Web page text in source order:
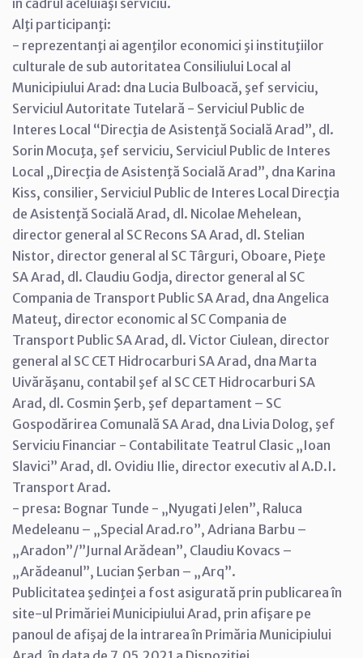
Alţi participanţi:
- reprezentanţi ai agenţilor economici şi instituţiilor
culturale de sub autoritatea Consiliului Local al
Municipiului Arad: dna Lucia Bulboacă, şef serviciu,
Serviciul Autoritate Tutelară - Serviciul Public de
Interes Local “Direcţia de Asistenţă Socială Arad”, dl.
Sorin Mocuţa, şef serviciu, Serviciul Public de Interes
Local „Direcţia de Asistenţă Socială Arad”, dna Karina
Kiss, consilier, Serviciul Public de Interes Local Direcţia
de Asistenţă Socială Arad, dl. Nicolae Mehelean,
director general al SC Recons SA Arad, dl. Stelian
Nistor, director general al SC Târguri, Oboare, Pieţe
SA Arad, dl. Claudiu Godja, director general al SC
Compania de Transport Public SA Arad, dna Angelica
Mateuţ, director economic al SC Compania de
Transport Public SA Arad, dl. Victor Ciulean, director
general al SC CET Hidrocarburi SA Arad, dna Marta
Uivărăşanu, contabil şef al SC CET Hidrocarburi SA
Arad, dl. Cosmin Şerb, şef departament – SC
Gospodărirea Comunală SA Arad, dna Livia Dolog, şef
Serviciu Financiar - Contabilitate Teatrul Clasic „Ioan
Slavici” Arad, dl. Ovidiu Ilie, director executiv al A.D.I.
Transport Arad.
- presa: Bognar Tunde - „Nyugati Jelen”, Raluca
Medeleanu – „Special Arad.ro”, Adriana Barbu –
„Aradon”/”Jurnal Arădean”, Claudiu Kovacs –
„Arădeanul”, Lucian Şerban – „Arq”.
Publicitatea şedinţei a fost asigurată prin publicarea în
site-ul Primăriei Municipiului Arad, prin afişare pe
panoul de afişaj de la intrarea în Primăria Municipiului